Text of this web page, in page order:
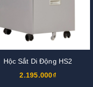
Hộc Sắt Di Động HS2
2.195.000₫